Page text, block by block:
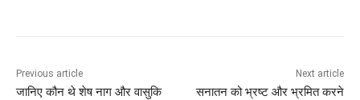
Previous article
जानिए कौन थे शेष नाग और वासुकि
Next article
सनातन को भ्रष्ट और भ्रमित करने